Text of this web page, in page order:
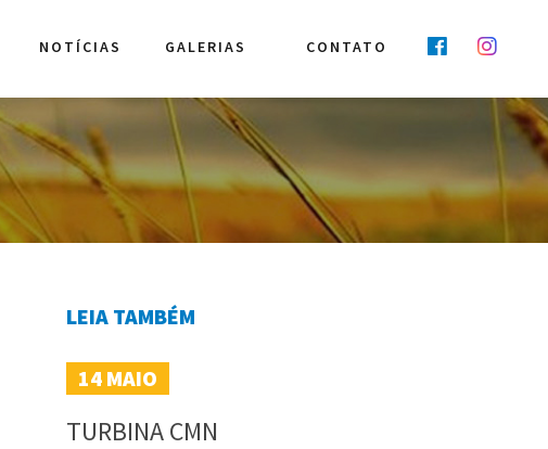
NOTÍCIAS GALERIAS CONTATO
LEIA TAMBÉM
14 MAIO
TURBINA CMN